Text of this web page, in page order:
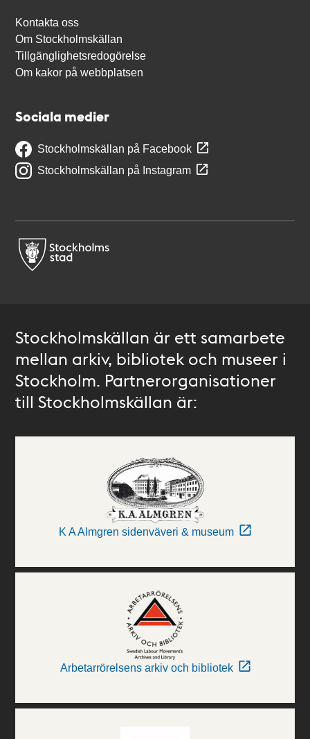
Kontakta oss
Om Stockholmskällan
Tillgänglighetsredogörelse
Om kakor på webbplatsen
Sociala medier
Stockholmskällan på Facebook
Stockholmskällan på Instagram
Stockholmskällan är ett samarbete
mellan arkiv, bibliotek och museer i
Stockholm. Partnerorganisationer
till Stockholmskällan är:
K A Almgren sidenväveri & museum
Arbetarrörelsens arkiv och bibliotek